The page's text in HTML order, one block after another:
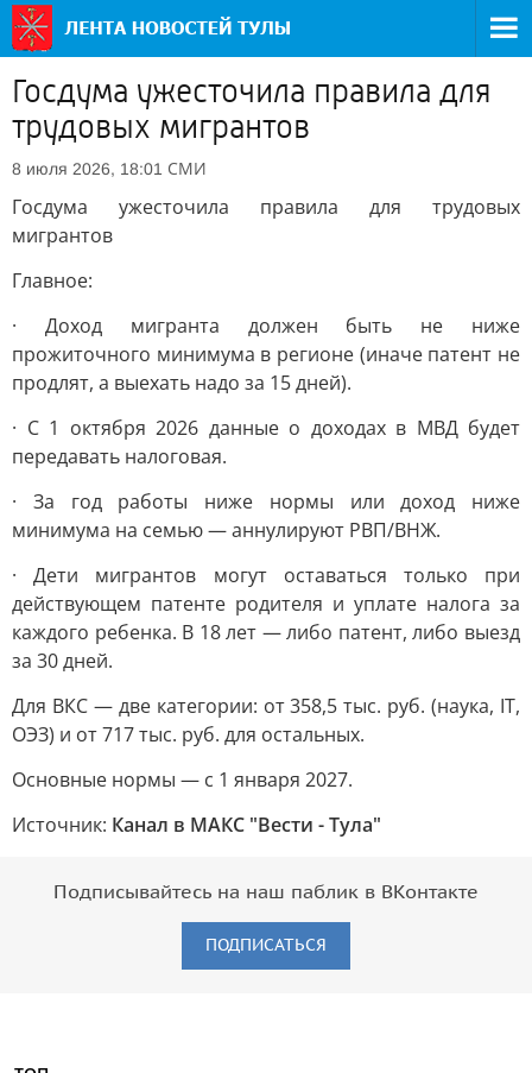
Госдума ужесточила правила для
трудовых мигрантов
8 июля 2026, 18:01 СМИ
Госдума ужесточила правила для трудовых
мигрантов
Главное:
· Доход мигранта должен быть не ниже
прожиточного минимума в регионе (иначе патент не
продлят, а выехать надо за 15 дней).
· С 1 октября 2026 данные о доходах в МВД будет
передавать налоговая.
· За год работы ниже нормы или доход ниже
минимума на семью — аннулируют РВП/ВНЖ.
· Дети мигрантов могут оставаться только при
действующем патенте родителя и уплате налога за
каждого ребенка. В 18 лет — либо патент, либо выезд
за 30 дней.
Для ВКС — две категории: от 358,5 тыс. руб. (наука, IT,
ОЭЗ) и от 717 тыс. руб. для остальных.
Основные нормы — с 1 января 2027.
Источник: Канал в МАКС "Вести - Тула"
Подписывайтесь на наш паблик в ВКонтакте
ПОДПИСАТЬСЯ